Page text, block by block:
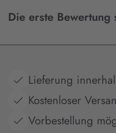
Die erste Bewertung
Lieferung
Kostenloser
Vorbestellung